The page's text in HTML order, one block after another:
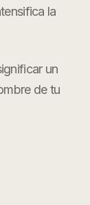
la
un
de tu